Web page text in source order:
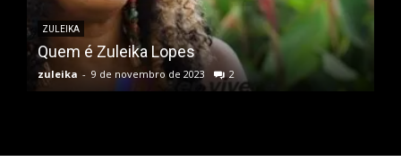
ZULEIKA
Quem é Zuleika Lopes
zuleika - 9 de novembro de 2023 2